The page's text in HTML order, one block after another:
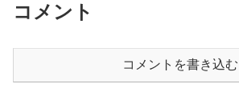
コメント
コメントを書き込む